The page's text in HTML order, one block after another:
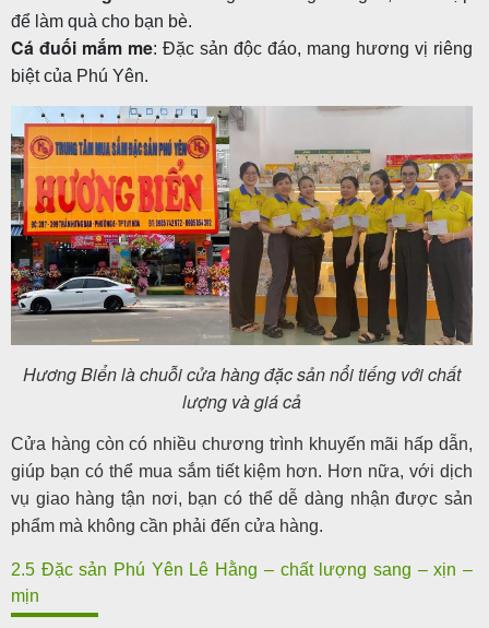
để làm quà cho bạn bè.
Cá đuối mắm me: Đặc sản độc đáo, mang hương vị riêng
biệt của Phú Yên.
Hương Biển là chuỗi cửa hàng đặc sản nổi tiếng với chất
lượng và giá cả
Cửa hàng còn có nhiều chương trình khuyến mãi hấp dẫn,
giúp bạn có thể mua sắm tiết kiệm hơn. Hơn nữa, với dịch
vụ giao hàng tận nơi, bạn có thể dễ dàng nhận được sản
phẩm mà không cần phải đến cửa hàng.
2.5 Đặc sản Phú Yên Lê Hằng – chất lượng sang – xịn –
mịn